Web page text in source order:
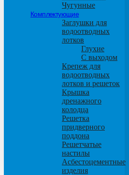
Чугунные
Комплектующие
Заглушки для
водоотводных
лотков
Глухие
С выходом
Крепеж для
водоотводных
лотков и решеток
Крышка
дренажного
колодца
Решетка
придверного
поддона
Решетчатые
настилы
Асбестоцементные
изделия